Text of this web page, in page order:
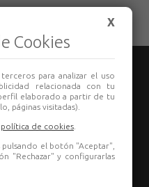
55
X
Cookies
para analizar el uso
relacionada con tu
elaborado a partir de tu
páginas visitadas).
política de cookies
el botón "Aceptar",
"Rechazar" y configurarlas